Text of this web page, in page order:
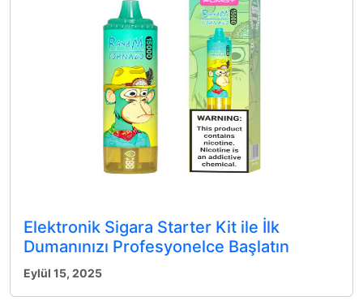
Elektronik Sigara Starter Kit ile İlk
Dumanınızı Profesyonelce Başlatın
Eylül 15, 2025